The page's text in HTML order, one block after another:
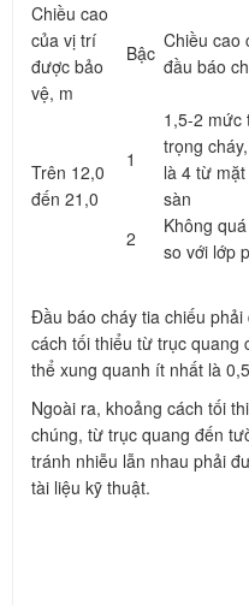
Chiều cao
của vị trí
được bảo
vệ, m
Bậc
Chiều cao
đầu báo
Trên 12,0
đến 21,0
1
1,5-2 mức
trọng
là 4 từ
sàn
2
Không
so với lớp
Đầu báo cháy tia chiếu
cách tối thiểu từ trục quang
thể xung quanh ít nhất là
Ngoài ra, khoảng cách tối
chúng, từ trục quang đến
tránh nhiễu lẫn nhau phải
tài liệu kỹ thuật.